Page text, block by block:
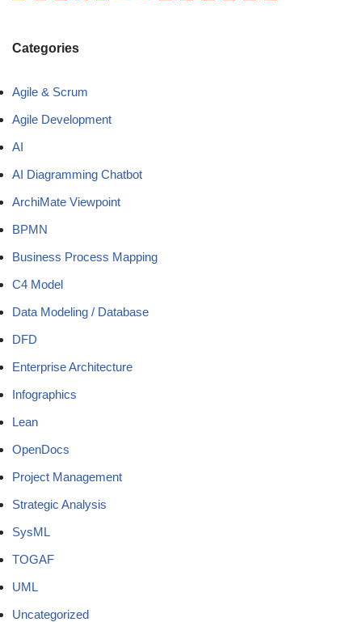
Categories
Agile & Scrum
Agile Development
AI
AI Diagramming Chatbot
ArchiMate Viewpoint
BPMN
Business Process Mapping
C4 Model
Data Modeling / Database
DFD
Enterprise Architecture
Infographics
Lean
OpenDocs
Project Management
Strategic Analysis
SysML
TOGAF
UML
Uncategorized